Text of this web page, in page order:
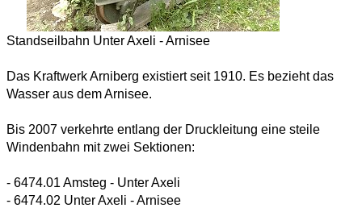
Standseilbahn Unter Axeli - Arnisee
Das Kraftwerk Arniberg existiert seit 1910. Es bezieht das
Wasser aus dem Arnisee.
Bis 2007 verkehrte entlang der Druckleitung eine steile
Windenbahn mit zwei Sektionen:
- 6474.01 Amsteg - Unter Axeli
- 6474.02 Unter Axeli - Arnisee